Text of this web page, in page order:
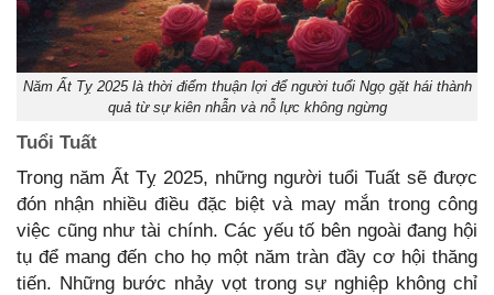
Năm Ất Tỵ 2025 là thời điểm thuận lợi để người tuổi Ngọ gặt hái thành
quả từ sự kiên nhẫn và nỗ lực không ngừng
Tuổi Tuất
Trong năm Ất Tỵ 2025, những người tuổi Tuất sẽ được
đón nhận nhiều điều đặc biệt và may mắn trong công
việc cũng như tài chính. Các yếu tố bên ngoài đang hội
tụ để mang đến cho họ một năm tràn đầy cơ hội thăng
tiến. Những bước nhảy vọt trong sự nghiệp không chỉ